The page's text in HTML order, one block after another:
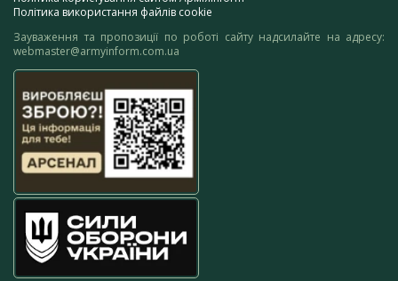
Політика використання файлів cookie
Зауваження та пропозиції по роботі сайту надсилайте на адресу:
webmaster@armyinform.com.ua